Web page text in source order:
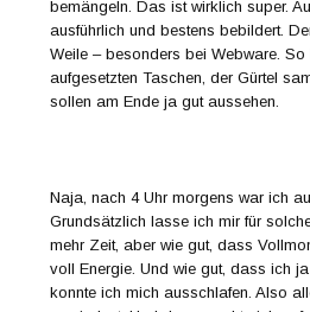
bemängeln. Das ist wirklich super.
ausführlich und bestens bebildert.
Weile – besonders bei Webware.
aufgesetzten Taschen, der Gürtel
sollen am Ende ja gut aussehen.
Naja, nach 4 Uhr morgens war ich
Grundsätzlich lasse ich mir für
mehr Zeit, aber wie gut, dass
voll Energie. Und wie gut, dass ich
konnte ich mich ausschlafen. Also